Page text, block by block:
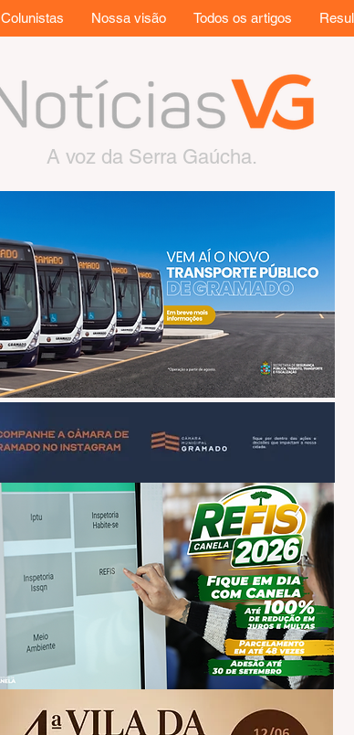
Colunistas Nossa visão Todos os artigos
A voz da Serra Gaúcha.